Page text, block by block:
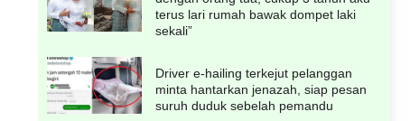
terus lari rumah bawak dompet laki
sekali”
Driver e-hailing terkejut pelanggan
minta hantarkan jenazah, siap pesan
suruh duduk sebelah pemandu